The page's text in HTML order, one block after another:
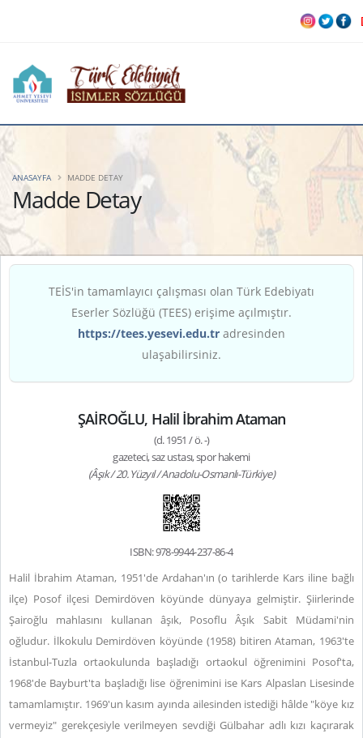
Madde Detay
ANASAYFA MADDE DETAY
TEİS'in tamamlayıcı çalışması olan Türk Edebiyatı
Eserler Sözlüğü (TEES) erişime açılmıştır.
https://tees.yesevi.edu.tr adresinden
ulaşabilirsiniz.
ŞAİROĞLU, Halil İbrahim Ataman
(d. 1951 / ö. -)
gazeteci, saz ustası, spor hakemi
(Âşık / 20. Yüzyıl / Anadolu-Osmanlı-Türkiye)
ISBN: 978-9944-237-86-4
Halil İbrahim Ataman, 1951'de Ardahan'ın (o tarihlerde Kars iline bağlı
ilçe) Posof ilçesi Demirdöven köyünde dünyaya gelmiştir. Şiirlerinde
Şairoğlu mahlasını kullanan âşık, Posoflu Âşık Sabit Müdami'nin
oğludur. İlkokulu Demirdöven köyünde (1958) bitiren Ataman, 1963'te
İstanbul-Tuzla ortaokulunda başladığı ortaokul öğrenimini Posof'ta,
1968'de Bayburt'ta başladığı lise öğrenimini ise Kars Alpaslan Lisesinde
tamamlamıştır. 1969'un kasım ayında ailesinden istediği hâlde "köye kız
vermeyiz" gerekçesiyle verilmeyen sevdiği Gülbahar adlı kızı kaçırarak